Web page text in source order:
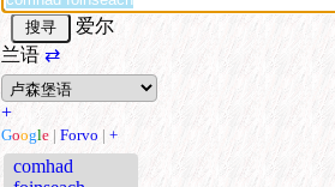
爱尔
兰语⇄
+
Google | Forvo | +
comhad